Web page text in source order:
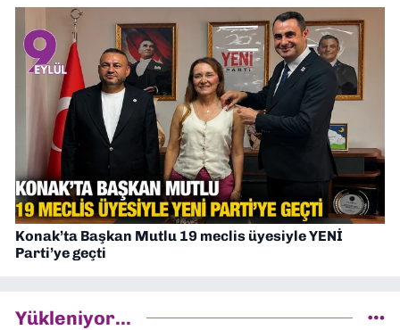
Konak’ta Başkan Mutlu 19 meclis üyesiyle YENİ
Parti’ye geçti
Yükleniyor...